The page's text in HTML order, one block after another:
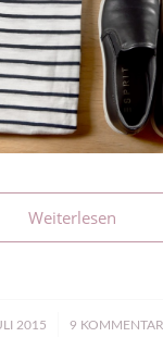
Weiterlesen
2015 9